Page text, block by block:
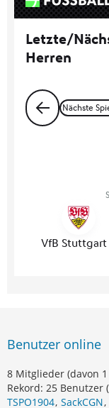
Benutzer online
8 Mitglieder (davon
Rekord: 25 Benutzer (
TSPO1904 SackCGN